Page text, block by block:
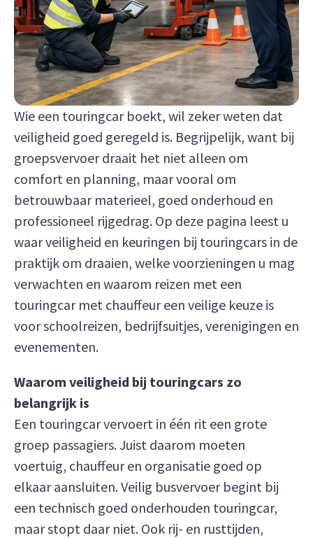
Wie een touringcar boekt, wil zeker weten dat
veiligheid goed geregeld is. Begrijpelijk, want bij
groepsvervoer draait het niet alleen om
comfort en planning, maar vooral om
betrouwbaar materieel, goed onderhoud en
professioneel rijgedrag. Op deze pagina leest u
waar veiligheid en keuringen bij touringcars in de
praktijk om draaien, welke voorzieningen u mag
verwachten en waarom reizen met een
touringcar met chauffeur een veilige keuze is
voor schoolreizen, bedrijfsuitjes, verenigingen en
evenementen.
Waarom veiligheid bij touringcars zo
belangrijk is
Een touringcar vervoert in één rit een grote
groep passagiers. Juist daarom moeten
voertuig, chauffeur en organisatie goed op
elkaar aansluiten. Veilig busvervoer begint bij
een technisch goed onderhouden touringcar,
maar stopt daar niet. Ook rij- en rusttijden,